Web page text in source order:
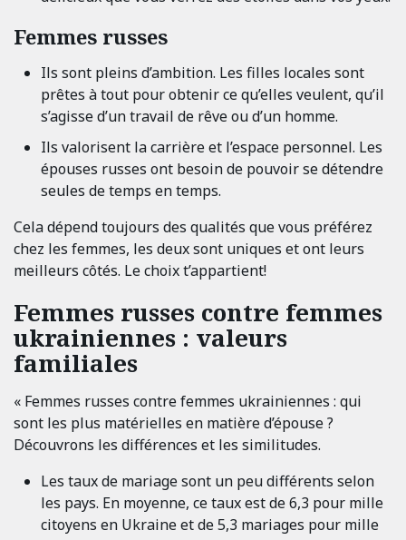
Femmes russes
Ils sont pleins d’ambition. Les filles locales sont
prêtes à tout pour obtenir ce qu’elles veulent, qu’il
s’agisse d’un travail de rêve ou d’un homme.
Ils valorisent la carrière et l’espace personnel. Les
épouses russes ont besoin de pouvoir se détendre
seules de temps en temps.
Cela dépend toujours des qualités que vous préférez
chez les femmes, les deux sont uniques et ont leurs
meilleurs côtés. Le choix t’appartient!
Femmes russes contre femmes
ukrainiennes : valeurs
familiales
« Femmes russes contre femmes ukrainiennes : qui
sont les plus matérielles en matière d’épouse ?
Découvrons les différences et les similitudes.
Les taux de mariage sont un peu différents selon
les pays. En moyenne, ce taux est de 6,3 pour mille
citoyens en Ukraine et de 5,3 mariages pour mille